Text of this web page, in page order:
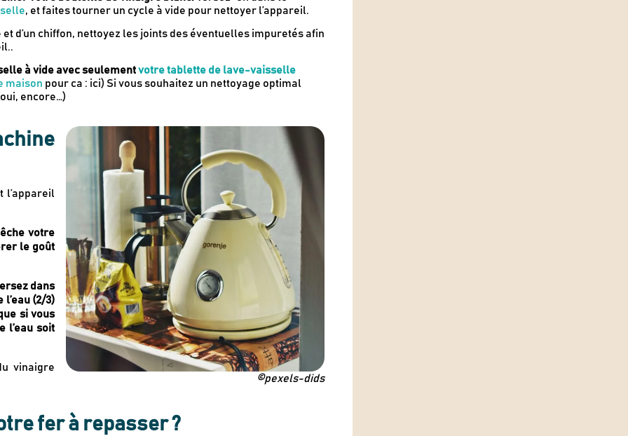
, et faites tourner un cycle à vide pour nettoyer l’appareil.
et d’un chiffon, nettoyez les joints des éventuelles impuretés afin
à vide avec seulementvotre tablette de lave-vaisselle
maison pour ca : ici) Si vous souhaitez un nettoyage optimal
encore…)
l’appareil
votre
le goût
dans
(2/3)
si vous
l’eau soit
vinaigre
©pexels-dids
fer à repasser ?